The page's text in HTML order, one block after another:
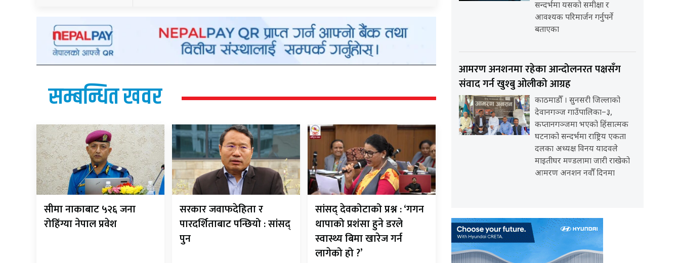
सम्बन्धित खवर
सीमा नाकाबाट ५२६ जना
रोहिंग्या नेपाल प्रवेश
सरकार जवाफदेहिता र
पारदर्शिताबाट पन्छियो : सांसद्
पुन
सांसद् देवकोटाको प्रश्न : ‘गगन
थापाको प्रशंसा हुने डरले
स्वास्थ्य बिमा खारेज गर्न
लागेको हो ?’
सन्दर्भमा यसको समीक्षा र
आवश्यक परिमार्जन गर्नुपर्ने
बताएका
आमरण अनशनमा रहेका आन्दोलनरत पक्षसँग
संवाद गर्न खुश्बु ओलीको आग्रह
काठमाडौँ । सुनसरी जिल्लाको
देवानगञ्ज गाउँपालिका–३,
कप्तानगञ्जमा भएको हिंसात्मक
घटनाको सन्दर्भमा राष्ट्रिय एकता
दलका अध्यक्ष विनय यादवले
माइतीघर मण्डलामा जारी राखेको
आमरण अनशन नवौँ दिनमा